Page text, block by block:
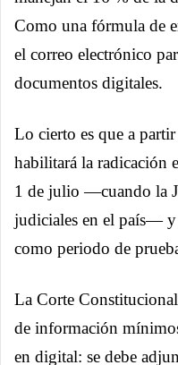
Como una fórmula de
el correo electrónico
documentos digitales.
Lo cierto es que a
habilitará la radicación
1 de julio —cuando la
judiciales en el país—
como periodo de
La Corte
de información
en digital: se debe